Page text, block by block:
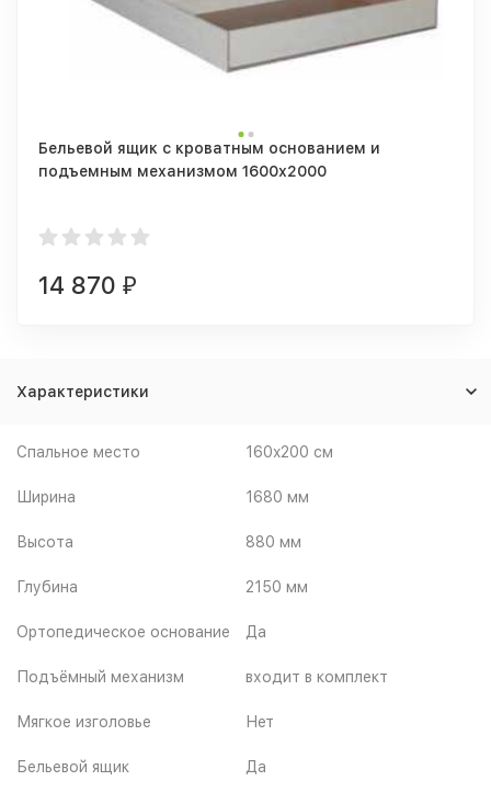
Бельевой ящик с кроватным основанием и
подъемным механизмом 1600х2000
14 870 ₽
Характеристики
Спальное место 160x200 см
Ширина 1680 мм
Высота 880 мм
Глубина 2150 мм
Ортопедическое основание Да
Подъёмный механизм входит в комплект
Мягкое изголовье Нет
Бельевой ящик Да